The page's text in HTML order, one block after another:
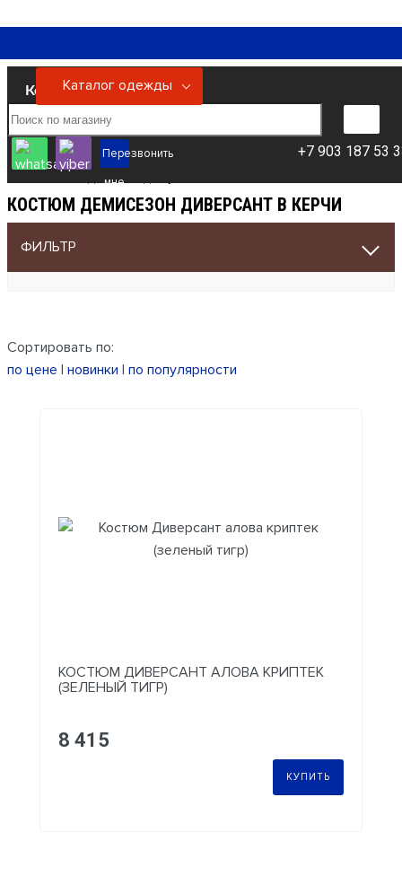
Керчь
Перезвонить
мне
+7 903 187 53
Каталог одежды
Каталог одежды костюмы
Костюм Демисезон Диверсант
КОСТЮМ ДЕМИСЕЗОН ДИВЕРСАНТ В КЕРЧИ
ФИЛЬТР
Сортировать по:
по цене | новинки | по популярности
КОСТЮМ ДИВЕРСАНТ АЛОВА КРИПТЕК
(ЗЕЛЕНЫЙ ТИГР)
8 415
КУПИТЬ